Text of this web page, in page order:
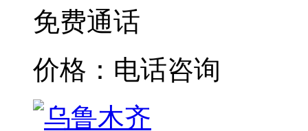
免费通话
价格：电话咨询